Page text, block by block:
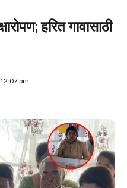
हरित गावासाठी
pm